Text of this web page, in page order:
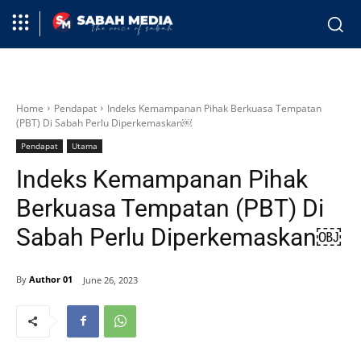
Home Pendapat
Indeks Kemampanan Pihak Berkuasa Tempatan
(PBT) Di Sabah Perlu Diperkemaskan￼
Pendapat Utama
Indeks Kemampanan Pihak
Berkuasa Tempatan (PBT) Di
Sabah Perlu Diperkemaskan￼
By Author 01 June 26, 2023